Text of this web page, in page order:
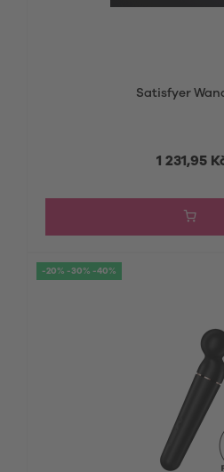
Satisfyer
1 231,95
-20% -30% -40%